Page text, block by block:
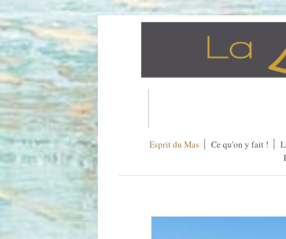
Esprit du Mas Ce qu'on y fait !